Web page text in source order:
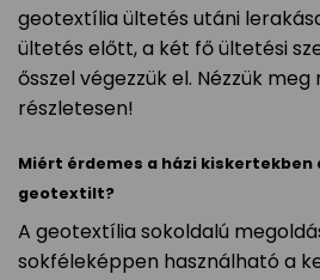
geotextília ültetés utáni
ültetés előtt, a két fő ültetési
ősszel végezzük el. Nézzük
részletesen!
Miért érdemes a házi kiskertekben
geotextilt?
A geotextília sokoldalú
sokféleképpen használható a